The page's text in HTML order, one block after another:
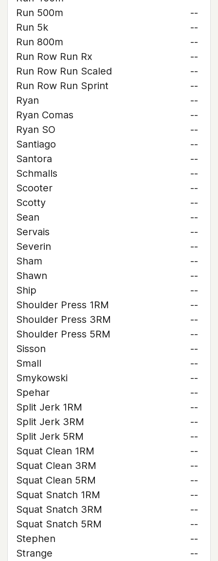
Run 500m
--
Run 5k
--
Run 800m
--
Run Row Run Rx
--
Run Row Run Scaled
--
Run Row Run Sprint
--
Ryan
--
Ryan Comas
--
Ryan SO
--
Santiago
--
Santora
--
Schmalls
--
Scooter
--
Scotty
--
Sean
--
Servais
--
Severin
--
Sham
--
Shawn
--
Ship
--
Shoulder Press 1RM
--
Shoulder Press 3RM
--
Shoulder Press 5RM
--
Sisson
--
Small
--
Smykowski
--
Spehar
--
Split Jerk 1RM
--
Split Jerk 3RM
--
Split Jerk 5RM
--
Squat Clean 1RM
--
Squat Clean 3RM
--
Squat Clean 5RM
--
Squat Snatch 1RM
--
Squat Snatch 3RM
--
Squat Snatch 5RM
--
Stephen
--
Strange
--